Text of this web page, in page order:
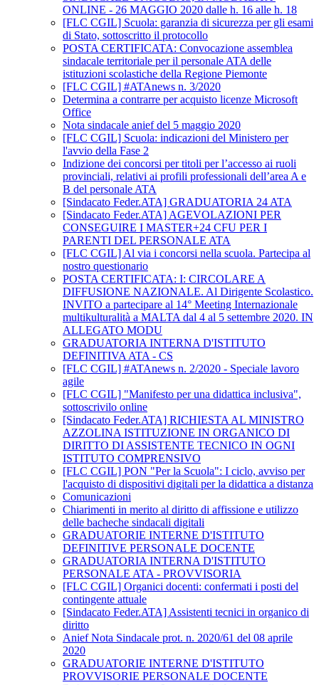
ONLINE - 26 MAGGIO 2020 dalle h. 16 alle h. 18
[FLC CGIL] Scuola: garanzia di sicurezza per gli esami
di Stato, sottoscritto il protocollo
POSTA CERTIFICATA: Convocazione assemblea
sindacale territoriale per il personale ATA delle
istituzioni scolastiche della Regione Piemonte
[FLC CGIL] #ATAnews n. 3/2020
Determina a contrarre per acquisto licenze Microsoft
Office
Nota sindacale anief del 5 maggio 2020
[FLC CGIL] Scuola: indicazioni del Ministero per
l'avvio della Fase 2
Indizione dei concorsi per titoli per l’accesso ai ruoli
provinciali, relativi ai profili professionali dell’area A e
B del personale ATA
[Sindacato Feder.ATA] GRADUATORIA 24 ATA
[Sindacato Feder.ATA] AGEVOLAZIONI PER
CONSEGUIRE I MASTER+24 CFU PER I
PARENTI DEL PERSONALE ATA
[FLC CGIL] Al via i concorsi nella scuola. Partecipa al
nostro questionario
POSTA CERTIFICATA: I: CIRCOLARE A
DIFFUSIONE NAZIONALE. Al Dirigente Scolastico.
INVITO a partecipare al 14° Meeting Internazionale
multikulturalità a MALTA dal 4 al 5 settembre 2020. IN
ALLEGATO MODU
GRADUATORIA INTERNA D'ISTITUTO
DEFINITIVA ATA - CS
[FLC CGIL] #ATAnews n. 2/2020 - Speciale lavoro
agile
[FLC CGIL] "Manifesto per una didattica inclusiva",
sottoscrivilo online
[Sindacato Feder.ATA] RICHIESTA AL MINISTRO
AZZOLINA ISTITUZIONE IN ORGANICO DI
DIRITTO DI ASSISTENTE TECNICO IN OGNI
ISTITUTO COMPRENSIVO
[FLC CGIL] PON "Per la Scuola": I ciclo, avviso per
l'acquisto di dispositivi digitali per la didattica a distanza
Comunicazioni
Chiarimenti in merito al diritto di affissione e utilizzo
delle bacheche sindacali digitali
GRADUATORIE INTERNE D'ISTITUTO
DEFINITIVE PERSONALE DOCENTE
GRADUATORIA INTERNA D'ISTITUTO
PERSONALE ATA - PROVVISORIA
[FLC CGIL] Organici docenti: confermati i posti del
contingente attuale
[Sindacato Feder.ATA] Assistenti tecnici in organico di
diritto
Anief Nota Sindacale prot. n. 2020/61 del 08 aprile
2020
GRADUATORIE INTERNE D'ISTITUTO
PROVVISORIE PERSONALE DOCENTE